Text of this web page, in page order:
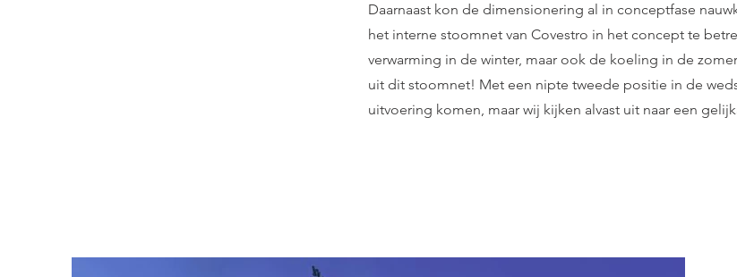
Daarnaast kon de dimensionering al in conceptfase
het interne stoomnet van Covestro in het concept te
verwarming in de winter, maar ook de koeling in de
uit dit stoomnet! Met een nipte tweede positie in de
uitvoering komen, maar wij kijken alvast uit naar een